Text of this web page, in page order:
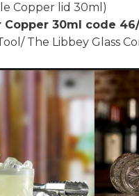
Copper lid 30ml)
Copper 30ml code
The Libbey Glass